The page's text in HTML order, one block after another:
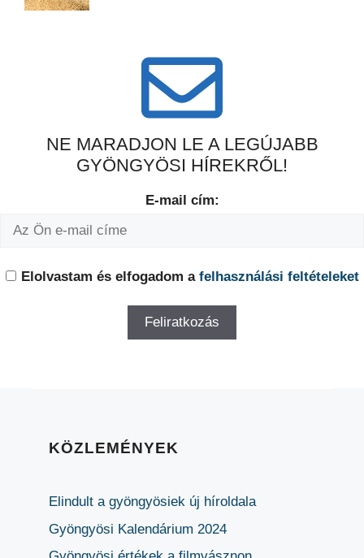
NE MARADJON LE A LEGÚJABB
GYÖNGYÖSI HÍREKRŐL!
E-mail cím:
Elolvastam és elfogadom a felhasználási feltételeket
KÖZLEMÉNYEK
Elindult a gyöngyösiek új híroldala
Gyöngyösi Kalendárium 2024